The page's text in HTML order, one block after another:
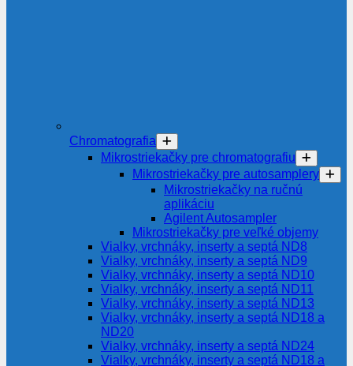
Chromatografia
Mikrostriekačky pre chromatografiu
Mikrostriekačky pre autosamplery
Mikrostriekačky na ručnú
aplikáciu
Agilent Autosampler
Mikrostriekačky pre veľké objemy
Vialky, vrchnáky, inserty a septá ND8
Vialky, vrchnáky, inserty a septá ND9
Vialky, vrchnáky, inserty a septá ND10
Vialky, vrchnáky, inserty a septá ND11
Vialky, vrchnáky, inserty a septá ND13
Vialky, vrchnáky, inserty a septá ND18 a
ND20
Vialky, vrchnáky, inserty a septá ND24
Vialky, vrchnáky, inserty a septá ND18 a